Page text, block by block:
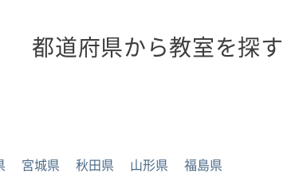
都道府県から教室を探す
宮城県 秋田県 山形県 福島県